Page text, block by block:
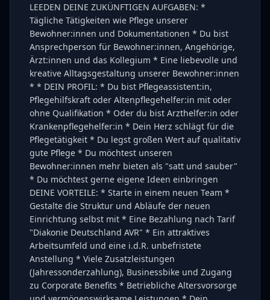
LEEDEN DEINE ZUKÜNFTIGEN AUFGABEN: *
Tägliche Tätigkeiten wie Pflege unserer
Bewohner:innen und Dokumentationen * Du bist
Ansprechperson für Bewohner:innen, Angehörige,
Ärzt:innen und das Kollegium * Eine liebevolle und
kreative Alltagsgestaltung unserer Bewohner:innen
* * DEIN PROFIL: * Du bist Pflegeassistent:in,
Pflegehilfskraft oder Altenpflegehelfer:in mit oder
ohne Qualifikation * Oder du bist Arzthelfer:in oder
Krankenpflegehelfer:in * Dein Herz schlägt für die
Pflegetätigkeit * Du legst großen Wert auf qualitativ
gute Pflege * Du möchtest unseren
Bewohner:innen mehr bieten als "satt und sauber"
* Du möchtest gerne eigene Ideen einbringen
DEINE VORTEILE: * Starte in einem neuen Team *
Gestalte die Struktur und Abläufe der neuen
Einrichtung selbst mit * Eine Bezahlung nach Tarif
"Diakonie Deutschland AVR" * Ein attraktives
Arbeitsumfeld und eine i.d.R. unbefristete
Anstellung * Viele Zusatzleistungen
(Jahressonderzahlung), Businessbike und Zugang
zu Corporate Benefits * Betriebliche Altersvorsorge